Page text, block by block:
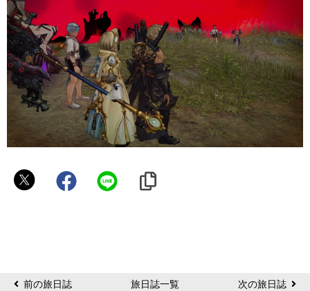
イ
前の旅日誌 旅日誌一覧 次の旅日誌